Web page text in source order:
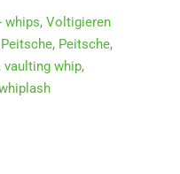
whips, Voltigieren
, Peitsche,
, vaulting whip,